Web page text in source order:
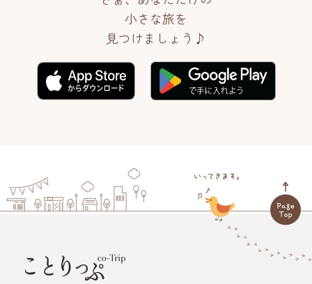
小さな旅を
見つけましょう♪